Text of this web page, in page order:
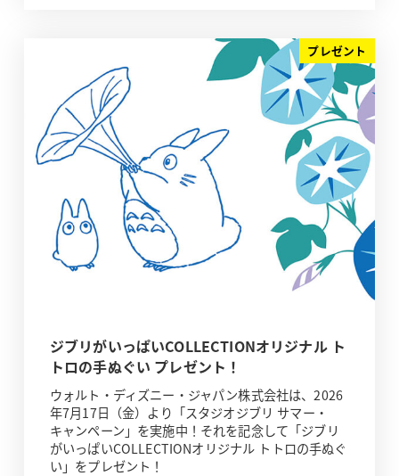
プレゼント
ジブリがいっぱいCOLLECTIONオリジナル ト
トロの手ぬぐい プレゼント！
ウォルト・ディズニー・ジャパン株式会社は、2026
年7月17日（金）より「スタジオジブリ サマー・
キャンペーン」を実施中！それを記念して「ジブリ
がいっぱいCOLLECTIONオリジナル トトロの手ぬぐ
い」をプレゼント！